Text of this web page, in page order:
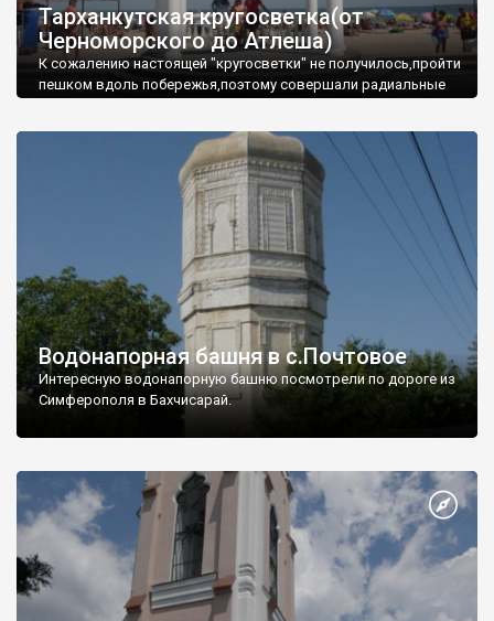
Тарханкутская кругосветка(от
Черноморского до Атлеша)
К сожалению настоящей "кругосветки" не получилось,пройти
пешком вдоль побережья,поэтому совершали радиальные
Водонапорная башня в с.Почтовое
Интересную водонапорную башню посмотрели по дороге из
Симферополя в Бахчисарай.